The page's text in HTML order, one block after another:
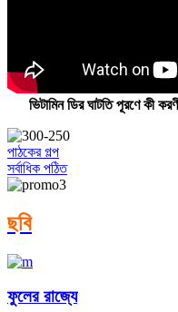
ভিটামিন ডির ঘাটতি পূরণে কী
পাঠকের গল্প
সর্বাধিক পঠিত
ছবি
ফুলের রাজ্যে